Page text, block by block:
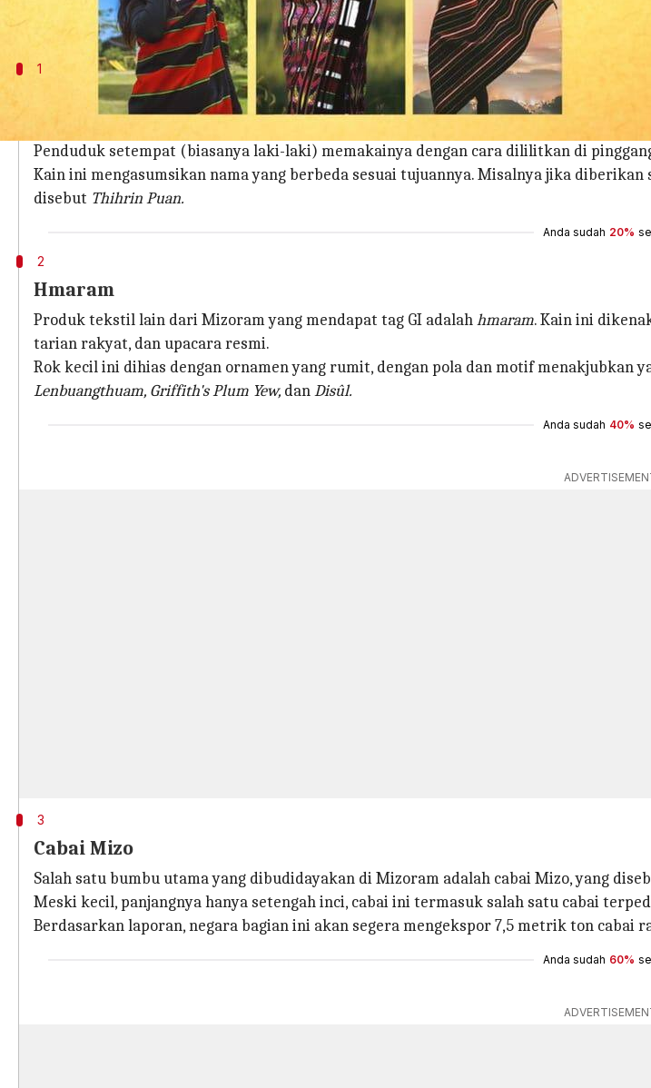
1
Pawndum
adalah kain hitam dengan
Penduduk setempat (biasanya laki-laki) memakainya dengan cara dililitkan di
Kain ini mengasumsikan nama yang berbeda sesuai tujuannya. Misalnya jika diberikan
disebut Thihrin Puan.
Anda sudah 20%
2
Hmaram
Produk tekstil lain dari Mizoram yang mendapat tag GI adalahhmaram. Kain ini
tarian rakyat, dan upacara resmi.
Rok kecil ini dihias dengan ornamen yang rumit, dengan pola dan motif
Lenbuangthuam, Griffith's Plum Yew, danDisûl.
Anda sudah 40%
3
Cabai Mizo
Salah satu bumbu utama yang dibudidayakan di Mizoram adalah cabai Mizo, yang
Meski kecil, panjangnya hanya setengah inci, cabai ini termasuk salah satu cabai
Berdasarkan laporan, negara bagian ini akan segera mengekspor 7,5 metrik ton cabai
Anda sudah 60%